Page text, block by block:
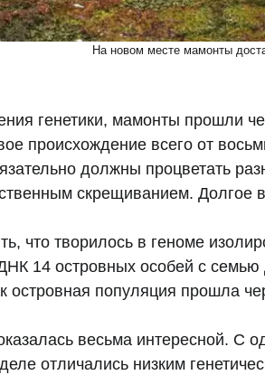
На новом месте мамонты
генетики, мамонты прошли
происхождение всего от
должны процветать
скрещиванием. Долгое
что творилось в геноме
14 островных особей с
островная популяция прошла
весьма интересной. С
отличались низким